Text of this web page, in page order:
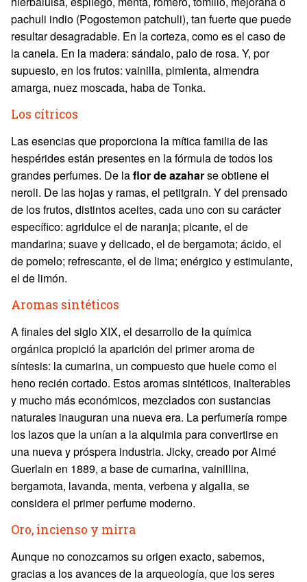
pachuli indio (Pogostemon patchuli), tan fuerte que puede
resultar desagradable. En la corteza, como es el caso de
la canela. En la madera: sándalo, palo de rosa. Y, por
supuesto, en los frutos: vainilla, pimienta, almendra
amarga, nuez moscada, haba de Tonka.
Los cítricos
Las esencias que proporciona la mítica familia de las
hespérides están presentes en la fórmula de todos los
grandes perfumes. De laflor de azaharse obtiene el
neroli. De las hojas y ramas, el petitgrain. Y del prensado
de los frutos, distintos aceites, cada uno con su carácter
específico: agridulce el de naranja; picante, el de
mandarina; suave y delicado, el de bergamota; ácido, el
de pomelo; refrescante, el de lima; enérgico y estimulante,
el de limón.
Aromas sintéticos
A finales del siglo XIX, el desarrollo de la química
orgánica propició la aparición del primer aroma de
síntesis: la cumarina, un compuesto que huele como el
heno recién cortado. Estos aromas sintéticos, inalterables
y mucho más económicos, mezclados con sustancias
naturales inauguran una nueva era. La perfumería rompe
los lazos que la unían a la alquimia para convertirse en
una nueva y próspera industria. Jicky, creado por Aimé
Guerlain en 1889, a base de cumarina, vainillina,
bergamota, lavanda, menta, verbena y algalia, se
considera el primer perfume moderno.
Oro, incienso y mirra
Aunque no conozcamos su origen exacto, sabemos,
gracias a los avances de la arqueología, que los seres